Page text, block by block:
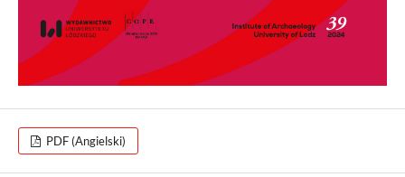
PDF (Angielski)